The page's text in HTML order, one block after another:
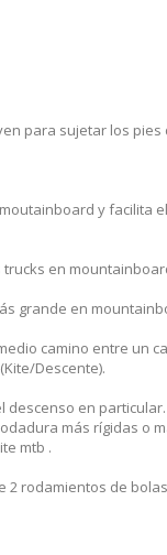
para sujetar los
y
en
grande en
camino entre
Descente).
en
más rígidas o
mtb .
rodamientos de